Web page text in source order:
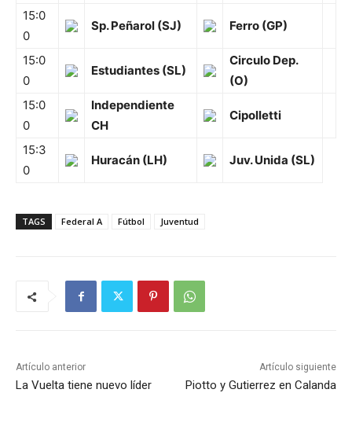
15:0
0
Sp. Peñarol (SJ) Ferro (GP)
15:0
0
Estudiantes (SL)
Circulo Dep.
(O)
15:0
0
Independiente
CH
Cipolletti
15:3
0
Huracán (LH) Juv. Unida (SL)
TAGS Federal A Fútbol Juventud
Artículo anterior
La Vuelta tiene nuevo líder
Artículo siguiente
Piotto y Gutierrez en Calanda